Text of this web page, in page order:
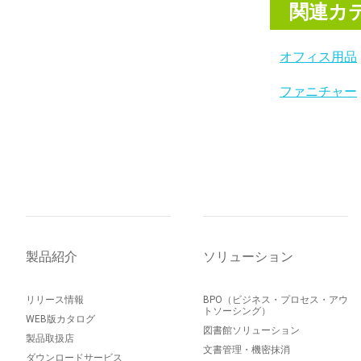
関連カ
オフィス用品
ファニチャー
製品紹介
リリース情報
WEB版カタログ
製品取扱店
ダウンロードサービス
ソリューション
BPO（ビジネス・プロセス・アウ
トソーシング）
図書館ソリューション
文書管理・機密抹消